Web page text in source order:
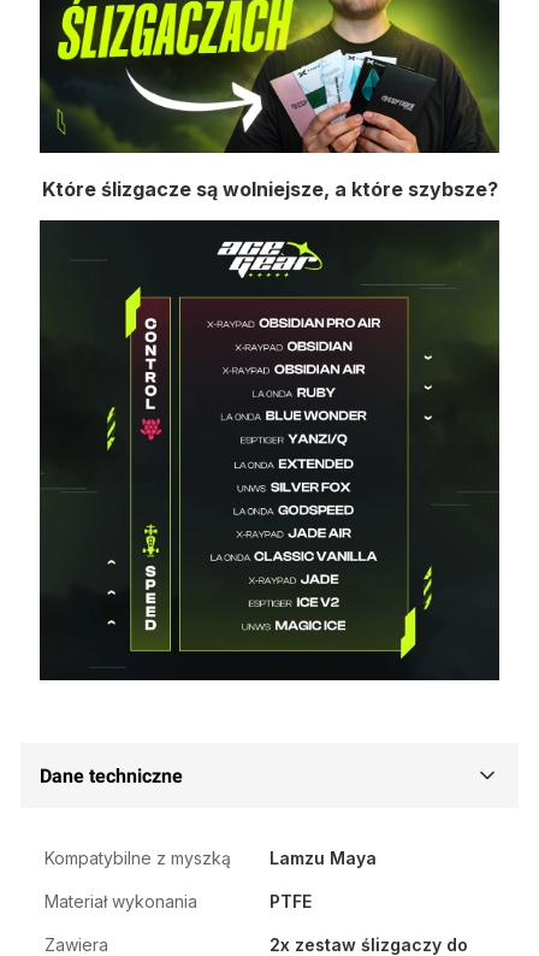
Które ślizgacze są wolniejsze, a które szybsze?
Dane techniczne
Kompatybilne z myszką Lamzu Maya
Materiał wykonania PTFE
Zawiera
2x zestaw ślizgaczy do